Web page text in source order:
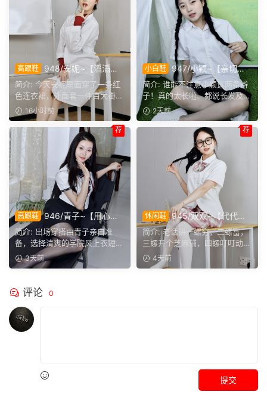
高跟鞋
948/安妮~【滔滔不
绝】无需面对面，一通电话就
能彻夜长谈，这大概就是女生
之间难得的默契。
简介: 今天安妮里面穿了一条红
色连衣裙，外面套一件白大褂，
正聊起和闺蜜通电话的...
16小时前
小白鞋
947/小颖~【亲切大
方】神情温和从容，是印象里
邻家女孩的样子，温顺恬静，
越看越舒服。
简介: 谁能不注意小颖这两条辫
子！真的太长啦。都说长发及
腰，她这编好的麻花辫，...
2天前
高跟鞋
946/青子~【用心准
备】来看青子亲自准备的整套
穿搭，经典学院风上身，这套
上身效果很合意。
简介: 出场穿搭由青子亲自准
备，选择清爽的学院风上衣短
裙。两双同款材质的袜子，...
3天前
荐
休闲鞋 945/双双~【代代相
传】提起手指螺纹的老话，不
少人小时候都听过，大家还能
回忆起几句？
简介: 老话讲一螺穷，二螺富，
三螺开个芝麻铺，四螺叮叮动，
五螺挑屎桶。和双双聊...
4天前
荐
评论 0
提交